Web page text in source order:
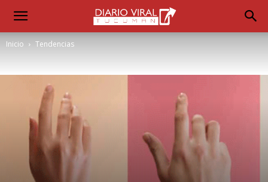
Inicio Tendencias